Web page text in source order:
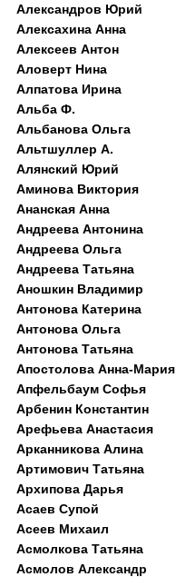
Александров Юрий
Алексахина Анна
Алексеев Антон
Аловерт Нина
Алпатова Ирина
Альба Ф.
Альбанова Ольга
Альтшуллер А.
Алянский Юрий
Аминова Виктория
Ананская Анна
Андреева Антонина
Андреева Ольга
Андреева Татьяна
Аношкин Владимир
Антонова Катерина
Антонова Ольга
Антонова Татьяна
Апостолова Анна-Мария
Апфельбаум Софья
Арбенин Константин
Арефьева Анастасия
Арканникова Алина
Артимович Татьяна
Архипова Дарья
Асаев Супой
Асеев Михаил
Асмолкова Татьяна
Асмолов Александр